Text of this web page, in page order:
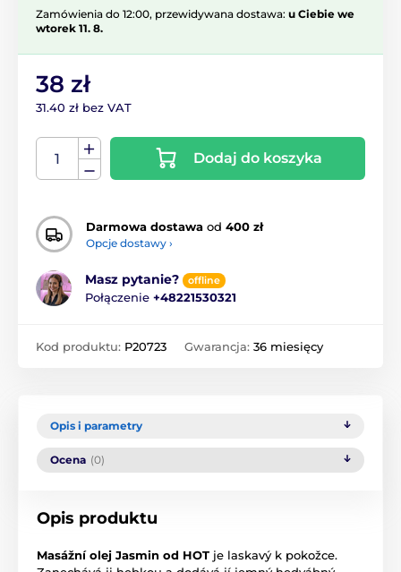
Zamówienia do 12:00, przewidywana dostawa: u Ciebie we
wtorek 11. 8.
38 zł
31.40 zł bez VAT
Dodaj do koszyka
Darmowa dostawa od 400 zł
Opcje dostawy ›
Masz pytanie? offline
Połączenie +48221530321
Kod produktu: P20723 Gwarancja: 36 miesięcy
Opis i parametry
Ocena (0)
Opis produktu
Masážní olej Jasmin od HOT je laskavý k pokožce.